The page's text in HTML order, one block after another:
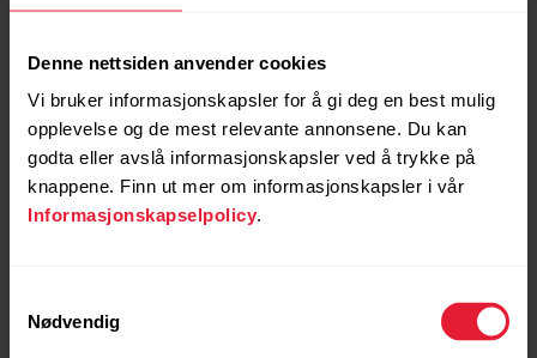
Denne nettsiden anvender cookies
Vi bruker informasjonskapsler for å gi deg en best mulig
opplevelse og de mest relevante annonsene. Du kan
godta eller avslå informasjonskapsler ved å trykke på
knappene. Finn ut mer om informasjonskapsler i vår
Informasjonskapselpolicy.
Nødvendig